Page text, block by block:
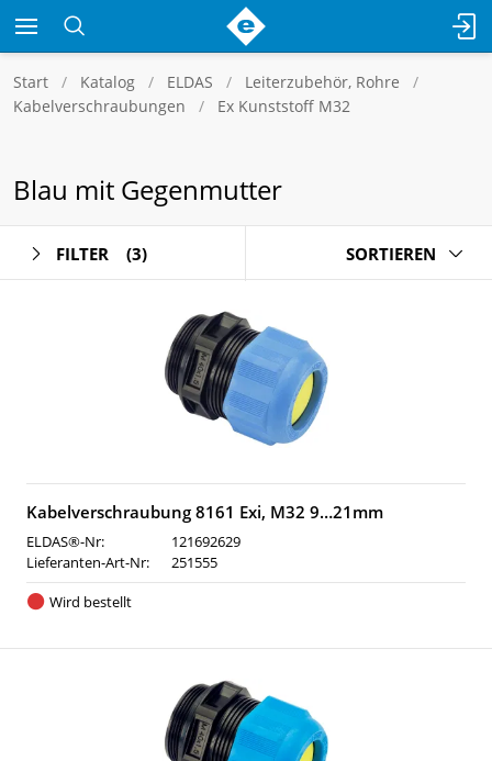
Start Katalog ELDAS
Leiterzubehör, Rohre
Kabelverschraubungen
Ex Kunststoff M32
Blau mit Gegenmutter
FILTER (3) SORTIEREN
Kabelverschraubung 8161 Exi, M32 9…21mm
ELDAS®-Nr:
121692629
Lieferanten-Art-Nr:
251555
Wird bestellt